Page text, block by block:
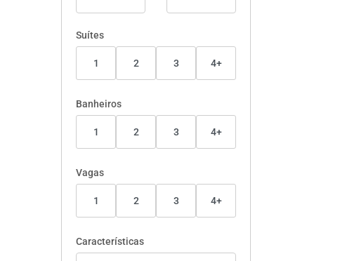
Suítes
1 2 3 4+
Banheiros
1 2 3 4+
Vagas
1 2 3 4+
Características